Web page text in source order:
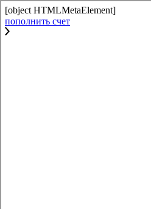
[object HTMLMetaElement]
пополнить счет